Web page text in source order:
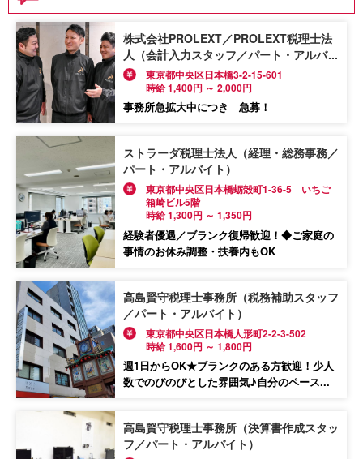
株式会社PROLEXT／PROLEXT税理士法
人（会計入力スタッフ／パート・アルバイ
ト） 東京都中央区日本橋3-2-15-601
時給 1,400円 ～ 2,000円
事務所急拡大中につき 急募！
ストラーダ税理士法人（経理・総務事務／
パート・アルバイト）
東京都中央区日本橋蛎殻町1-36-5 いちご
箱崎ビル5階
時給 1,300円 ～ 1,350円
経験者優遇／ブランク復帰歓迎！◆ご家庭の
事情のお休み調整・扶養内もOK
高島賢守税理士事務所（税務補助スタッフ
／パート・アルバイト）
東京都中央区日本橋人形町2-2-3-502
時給 1,600円 ～ 1,800円
週1日からOK★ブランクのある方歓迎！少人
数でのびのびとした雰囲気♪自分のペース...
高島賢守税理士事務所（決算書作成スタッ
フ／パート・アルバイト）